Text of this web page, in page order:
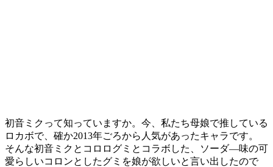
初音ミクって知っていますか。今、私たち母娘で推している
ロカボで、確か2013年ごろから人気があったキャラです。
そんな初音ミクとコロログミとコラボした、ソーダ―味の可
愛らしいコロンとしたグミを娘が欲しいと言い出したので